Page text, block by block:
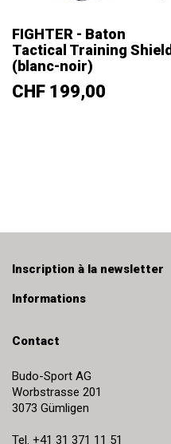
FIGHTER - Baton
Tactical Training Shield
(blanc-noir)
Prix
CHF 199,00
Inscription à la newsletter
Informations
Contact
Budo-Sport AG
Worbstrasse 201
3073 Gümligen
Tel. +41 31 371 11 51